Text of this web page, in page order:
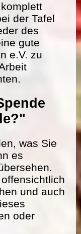
der Tafel
des
gute
e.V. zu
was Sie
es
und auch
oder